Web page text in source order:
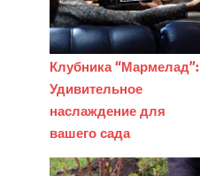
Клубника “Мармелад”:
Удивительное
наслаждение для
вашего сада